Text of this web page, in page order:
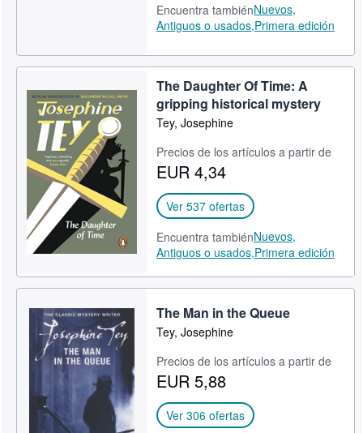
Encuentra tambiénNuevos,
Antiguos o usados,Primera edición
The Daughter Of Time: A
gripping historical mystery
Tey, Josephine
Precios de los artículos a partir de
EUR 4,34
Ver 537 ofertas
Encuentra tambiénNuevos,
Antiguos o usados,Primera edición
The Man in the Queue
Tey, Josephine
Precios de los artículos a partir de
EUR 5,88
Ver 306 ofertas